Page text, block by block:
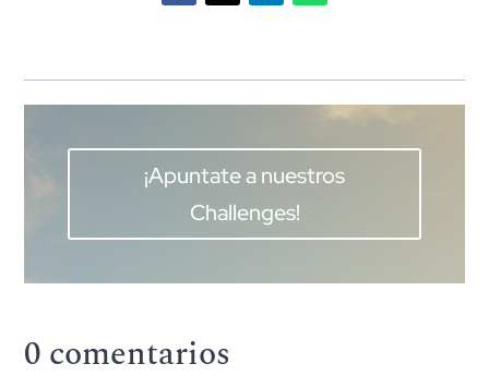
¡Apuntate a nuestros
Challenges!
0 comentarios